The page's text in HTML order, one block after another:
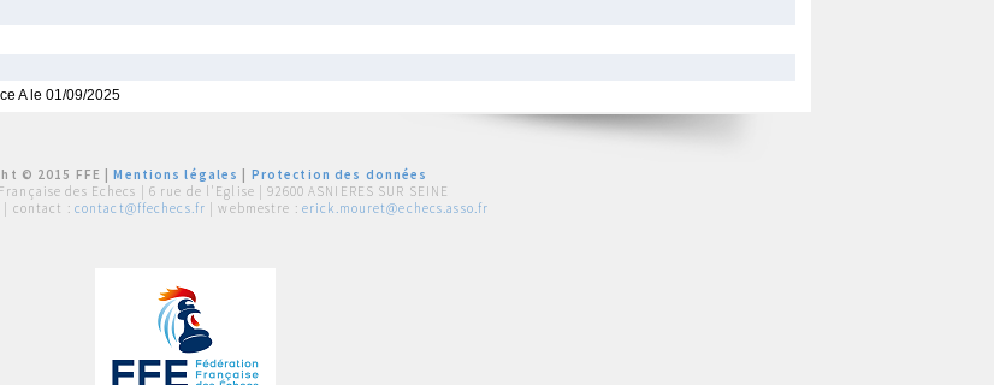
A le 01/09/2025
© 2015 FFE |Mentions légales
Protection des données
des Echecs | 6 rue de l'Eglise | 92600 ASNIERES SUR SEINE
| contact : contact@ffechecs.fr | webmestre : erick.mouret@echecs.asso.fr